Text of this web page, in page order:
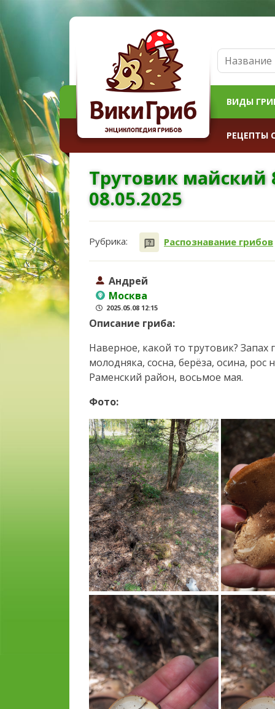
ВИДЫ
РЕЦЕПТЫ
Трутовик майский
08.05.2025
Рубрика: Распознавание грибов
Андрей
Москва
2025.05.08 12:15
Описание гриба:
Наверное, какой то трутовик?
молодняка, сосна, берёза, осина,
Раменский район, восьмое мая.
Фото: